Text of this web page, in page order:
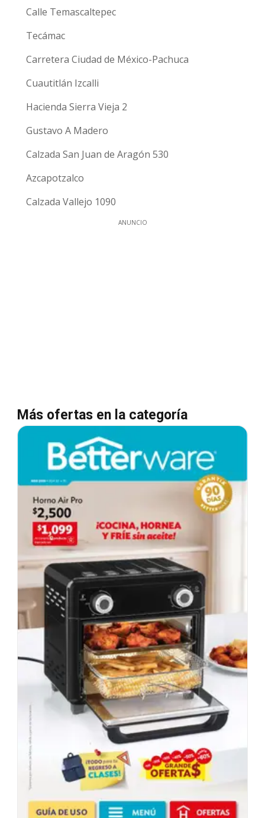
Calle Temascaltepec
Tecámac
Carretera Ciudad de México-Pachuca
Cuautitlán Izcalli
Hacienda Sierra Vieja 2
Gustavo A Madero
Calzada San Juan de Aragón 530
Azcapotzalco
Calzada Vallejo 1090
ANUNCIO
Más ofertas en la categoría